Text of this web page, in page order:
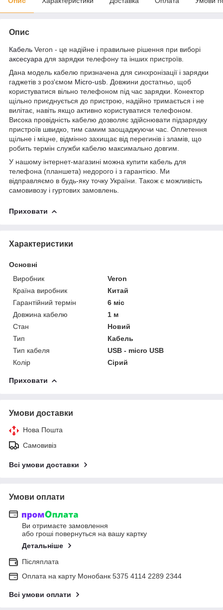
Опис
Кабель Veron - це надійне і правильне рішення при виборі
аксесуара для зарядки телефону та інших пристроїв.
Дана модель кабелю призначена для синхронізації і зарядки
гаджетів з роз'ємом Micro-usb . Довжини достатньо, щоб
користуватися вільно телефоном під час зарядки. Конектор
щільно приєднується до пристрою, надійно тримається і не
вилітає, навіть якщо активно користуватися телефоном.
Висока провідність кабелю дозволяє здійснювати підзарядку
пристроїв швидко, тим самим заощаджуючи час. Оплетення
щільне і міцне, відмінно захищає від перегинів і зламів, що
робить термін служби кабелю максимально довгим.
У нашому інтернет-магазині можна купити кабель для
телефона (планшета) недорого і з гарантією. Ми
відправляємо в будь-яку точку України. Також є можливість
самовивозу і гуртових замовлень.
Приховати
Характеристики
Основні
Виробник
Veron
Країна виробник
Китай
Гарантійний термін
6 міс
Довжина кабелю
1 м
Стан
Новий
Тип
Кабель
Тип кабеля
USB - micro USB
Колір
Сірий
Приховати
Умови доставки
Нова Пошта
Самовивіз
Всі умови доставки
Умови оплати
Ви отримаєте замовлення
або гроші повернуться на вашу картку
Детальніше
Післяплата
Оплата на карту Монобанк 5375 4114 2289 2344
Всі умови оплати